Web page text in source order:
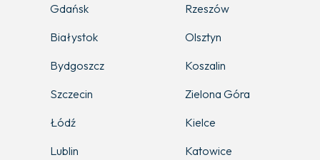
Gdańsk
Rzeszów
Białystok
Olsztyn
Bydgoszcz
Koszalin
Szczecin
Zielona Góra
Łódź
Kielce
Lublin
Katowice